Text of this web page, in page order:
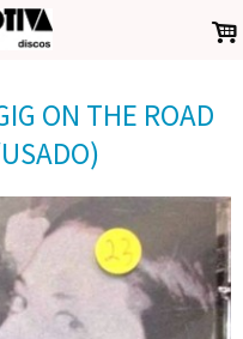
.
ON THE ROAD